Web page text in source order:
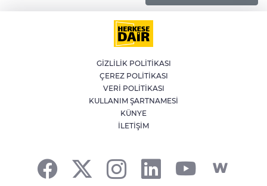
GİZLİLİK POLİTİKASI
ÇEREZ POLİTİKASI
VERİ POLİTİKASI
KULLANIM ŞARTNAMESİ
KÜNYE
İLETİŞİM